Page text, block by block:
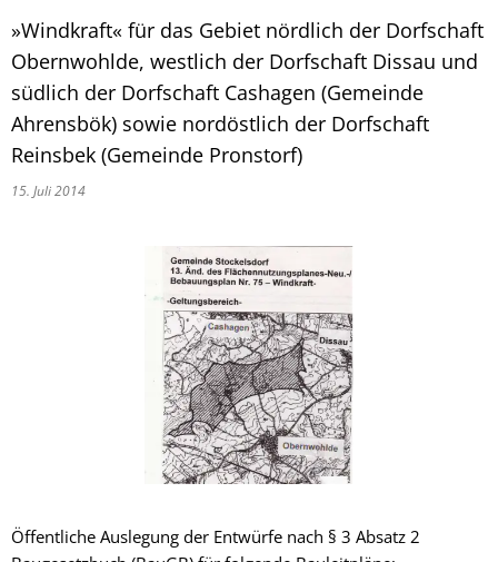
»Windkraft« für das Gebiet nördlich der Dorfschaft
Obernwohlde, westlich der Dorfschaft Dissau und
südlich der Dorfschaft Cashagen (Gemeinde
Ahrensbök) sowie nordöstlich der Dorfschaft
Reinsbek (Gemeinde Pronstorf)
15. Juli 2014
Öffentliche Auslegung der Entwürfe nach § 3 Absatz 2